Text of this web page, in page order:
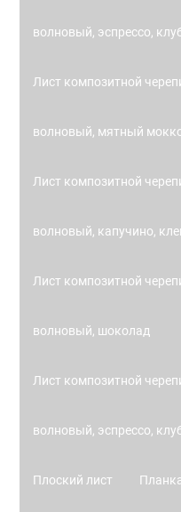
волновый, эспрессо,
Лист композитной
волновый, мятный
Лист композитной
волновый, капучино,
Лист композитной
волновый, шоколад
Лист композитной
волновый, эспрессо,
Плоский лист